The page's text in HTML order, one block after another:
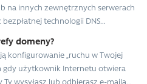
na innych zewnętrznych serwerach
technologii DNS...
domeny?
konfigurowanie „ruchu w Twojej
gdy użytkownik Internetu otwiera
wysyłasz lub odbierasz e-maila...